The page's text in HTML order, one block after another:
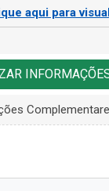
aqui para